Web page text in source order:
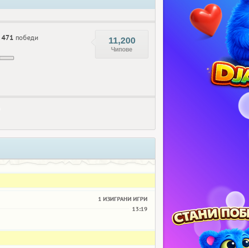
471 победи 11,200
Чипове
1 ИЗИГРАНИ ИГРИ
13:19